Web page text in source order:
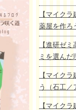
【マイク
薬屋を作ろ
【進研ゼ
ミを選んだ
【マイク
う（石工／
【マイク